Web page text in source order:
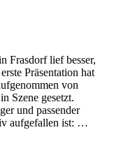
Frasdorf lief besser,
Präsentation hat
von
Szene gesetzt.
und passender
aufgefallen ist: …